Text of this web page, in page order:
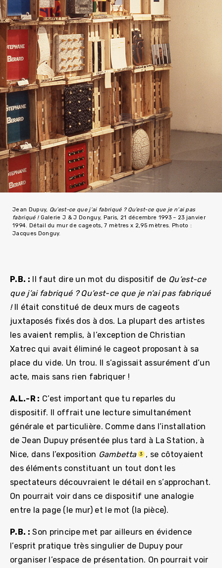
Jean Dupuy, Qu’est-ce que j’ai fabriqué ? Qu’est-ce que je n’ai pas
fabriqué !Galerie J & J Donguy, Paris, 21 décembre 1993 – 23 janvier
1994. Détail du mur de cageots, 7 mètres x 2,95 mètres. Photo :
Jacques Donguy.
P.B. : Il faut dire un mot du dispositif de Qu’est-ce
que j’ai fabriqué ? Qu’est-ce que je n’ai pas fabriqué
!Il était constitué de deux murs de cageots
juxtaposés fixés dos à dos. La plupart des artistes
les avaient remplis, à l’exception de Christian
Xatrec qui avait éliminé le cageot proposant à sa
place du vide. Un trou. Il s’agissait assurément d’un
acte, mais sans rien fabriquer !
A.L.-R : C’est important que tu reparles du
dispositif. Il offrait une lecture simultanément
générale et particulière. Comme dans l’installation
de Jean Dupuy présentée plus tard à La Station, à
Nice, dans l’exposition Gambetta 3
, se côtoyaient
des éléments constituant un tout dont les
spectateurs découvraient le détail en s’approchant.
On pourrait voir dans ce dispositif une analogie
entre la page (le mur) et le mot (la pièce).
P.B. : Son principe met par ailleurs en évidence
l’esprit pratique très singulier de Dupuy pour
organiser l’espace de présentation. On pourrait voir